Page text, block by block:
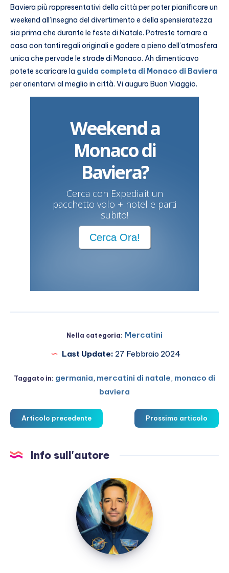
Baviera più rappresentativi della città per poter pianificare un
weekend all’insegna del divertimento e della spensieratezza
sia prima che durante le feste di Natale. Potreste tornare a
casa con tanti regali originali e godere a pieno dell’atmosfera
unica che pervade le strade di Monaco. Ah dimenticavo
potete scaricare la guida completa di Monaco di Baviera
per orientarvi al meglio in città. Vi auguro Buon Viaggio.
Weekend a
Monaco di
Baviera?
Cerca con Expedia.it un
pacchetto volo + hotel e parti
subito!
Cerca Ora!
Nella categoria: Mercatini
Last Update: 27 Febbraio 2024
Taggato in: germania, mercatini di natale, monaco di
baviera
Articolo precedente Prossimo articolo
Info sull'autore
Marco
Martucci